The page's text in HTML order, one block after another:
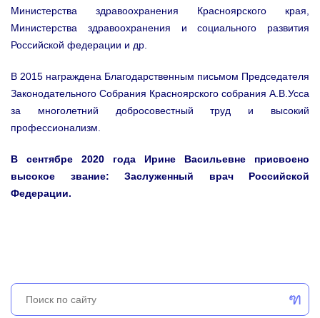
Министерства здравоохранения Красноярского края,
Министерства здравоохранения и социального развития
Российской федерации и др.
В 2015 награждена Благодарственным письмом Председателя
Законодательного Собрания Красноярского собрания А.В.Усса
за многолетний добросовестный труд и высокий
профессионализм.
В сентябре 2020 года Ирине Васильевне присвоено
высокое звание: Заслуженный врач Российской
Федерации.